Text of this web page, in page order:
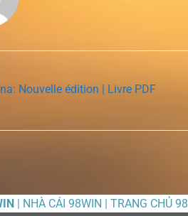
Nouvelle édition | Livre PDF
| NHÀ CÁI 98WIN | TRANG CHỦ